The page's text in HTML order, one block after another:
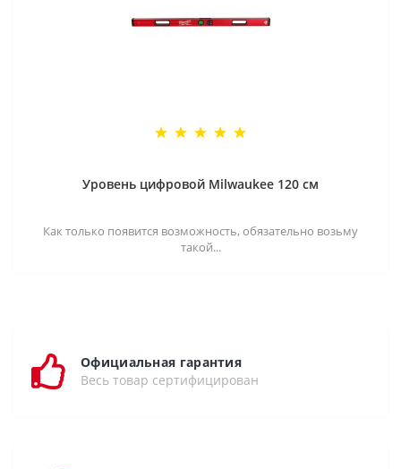
Уровень цифровой Milwaukee 120 см
Как только появится возможность, обязательно возьму
такой...
Официальная гарантия
Весь товар сертифицирован